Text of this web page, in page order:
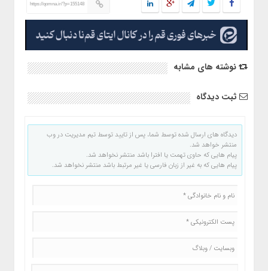
https://qomna.ir/?p=155148
نوشته های مشابه
ثبت دیدگاه
دیدگاه های ارسال شده توسط شما، پس از تایید توسط تیم مدیریت در وب
منتشر خواهد شد.
پیام هایی که حاوی تهمت یا افترا باشد منتشر نخواهد شد.
پیام هایی که به غیر از زبان فارسی یا غیر مرتبط باشد منتشر نخواهد شد.